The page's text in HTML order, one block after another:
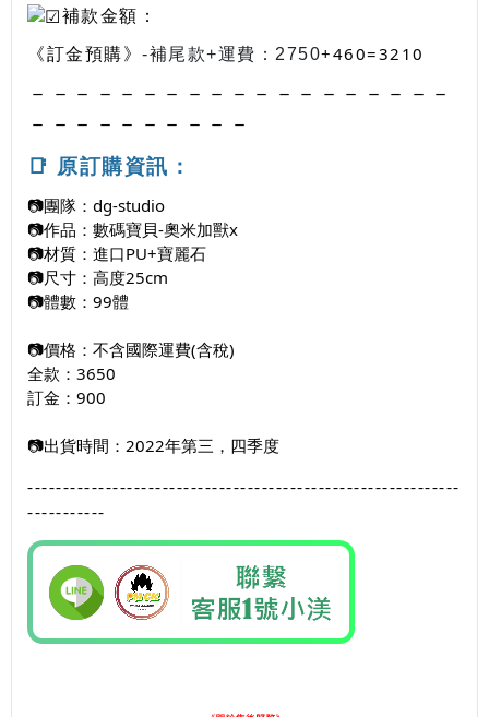
補款金額：
《訂金預購》 -補尾款+運費：2750+460=3210
－－－－－－－－－－－－－－－－－－－
－－－－－－－－－－
📑 原訂購資訊：
📷團隊： dg-studio
📷作品：數碼寶貝-奧米加獸x
📷材質：進口PU+寶麗石
📷尺寸：高度25cm
📷體數：99體
📷價格：不含國際運費(含稅)
全款：3650
訂金：900
📷出貨時間：2022年第三，四季度
-------------------------------------------------------------
-----------